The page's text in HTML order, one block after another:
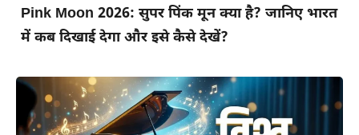
Pink Moon 2026: सुपर पिंक मून क्या है? जानिए भारत
में कब दिखाई देगा और इसे कैसे देखें?